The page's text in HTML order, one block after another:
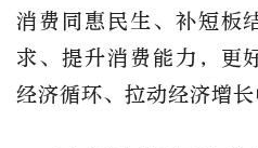
消费同惠民生、补短板
求、提升消费能力，更
经济循环、拉动经济增长